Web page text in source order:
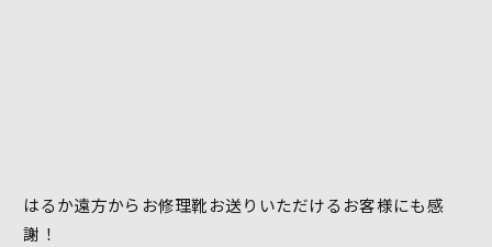
はるか遠方からお修理靴お送りいただけるお客様にも感
謝！